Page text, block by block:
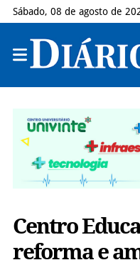
Sábado, 08 de agosto de
Centro
reforma e